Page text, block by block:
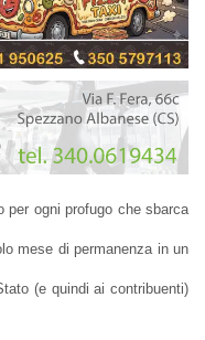
per ogni profugo che sbarca
mese di permanenza in un
(e quindi ai contribuenti)